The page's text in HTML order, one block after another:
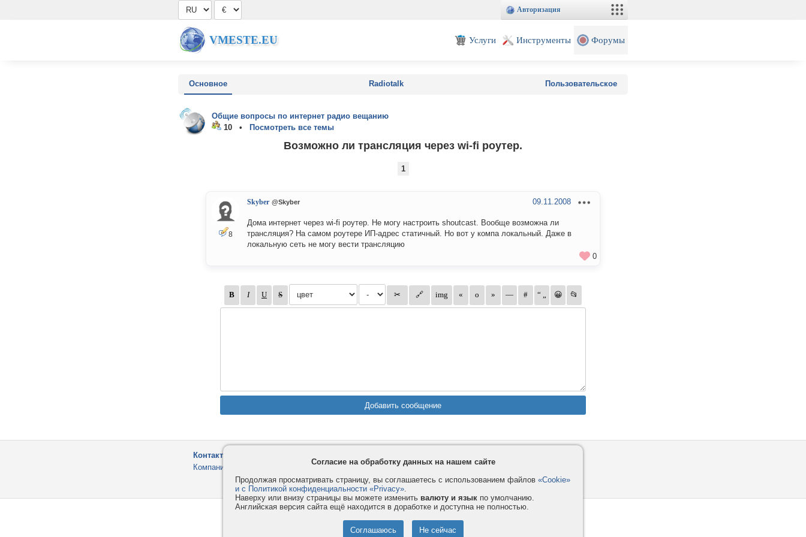
Авторизация
VMESTE.EU Услуги Инструменты Форумы
Основное Radiotalk Пользовательское
Общие вопросы по интернет радио вещанию
10 •
Посмотреть все темы
Возможно ли трансляция через wi-fi роутер.
1
8
Skyber @Skyber 09.11.2008
Дома интернет через wi-fi роутер. Не могу настроить shoutcast. Вообще возможна ли
трансляция? На самом роутере ИП-адрес статичный. Но вот у компа локальный. Даже в
локальную сеть не могу вести трансляцию
0
Контакты
Компания
Правила и условия
Как оплатить
© 2008-2026VMESTE.EU- Все права защищены.
Согласие на обработку данных на нашем сайте
Продолжая просматривать страницу, вы соглашаетесь с использованием файлов «Cookie»
и с Политикой конфиденциальности «Privacy».
Наверху или внизу страницы вы можете изменить валюту и язык по умолчанию.
Английская версия сайта ещё находится в доработке и доступна не полностью.